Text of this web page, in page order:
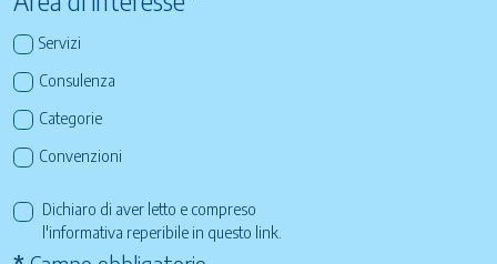
Servizi
Consulenza
Categorie
Convenzioni
Dichiaro di aver letto e compreso
l'informativa reperibile in questo link